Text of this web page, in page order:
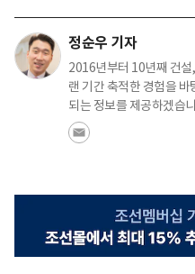
정순우 기자
2016년부터 10년째 건설
랜 기간 축적한 경험을
되는 정보를 제공하겠습